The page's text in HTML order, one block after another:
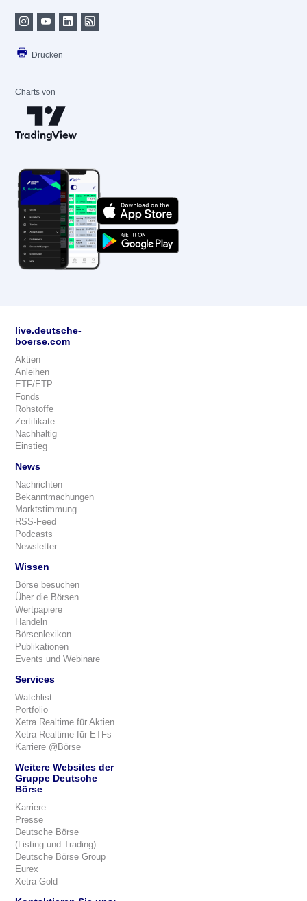
Drucken
Charts von
live.deutsche-
boerse.com
Aktien
Anleihen
ETF/ETP
Fonds
Rohstoffe
Zertifikate
Nachhaltig
Einstieg
News
Nachrichten
Bekanntmachungen
Marktstimmung
RSS-Feed
Podcasts
Newsletter
Wissen
Börse besuchen
Über die Börsen
Wertpapiere
Handeln
Börsenlexikon
Publikationen
Events und Webinare
Services
Watchlist
Portfolio
Xetra Realtime für Aktien
Xetra Realtime für ETFs
Karriere @Börse
Weitere Websites der
Gruppe Deutsche
Börse
Karriere
Presse
Deutsche Börse
(Listing und Trading)
Deutsche Börse Group
Eurex
Xetra-Gold